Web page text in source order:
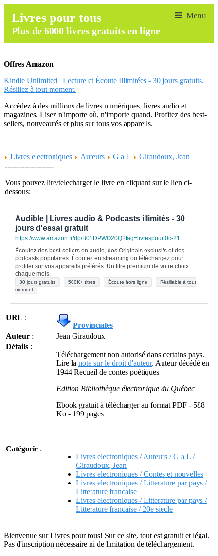
Livres pour tous
Plus de 6000 livres gratuits en ligne
Offres Amazon
Kindle Unlimited | Lecture et Écoute Illimitées - 30 jours gratuits.
Résiliez à tout moment.
Accédez à des millions de livres numériques, livres audio et
magazines. Lisez n'importe où, n'importe quand. Profitez des best-
sellers, nouveautés et plus sur tous vos appareils.
Livres electroniques
Auteurs G a L
Giraudoux, Jean
--------------------
Vous pouvez lire/telecharger le livre en cliquant sur le lien ci-
dessous:
Audible | Livres audio & Podcasts illimités - 30
jours d'essai gratuit
https://www.amazon.fr/dp/B01DPWQ20Q?tag=livrespourt0c-21
Écoutez des best-sellers en audio, des Originals exclusifs et des
podcasts populaires. Écoutez en streaming ou téléchargez pour
profiter sur vos appareils préférés. Un titre premium de votre choix
chaque mois.
30 jours gratuits 500K+ titres Écoute hors ligne
Résiliable à tout
moment
URL :
Provinciales
Auteur :
Jean Giraudoux
Détails :
Téléchargement non autorisé dans certains pays.
Lire la note sur le droit d'auteur. Auteur décédé en
1944 Recueil de contes poétiques
Edition Bibliothèque électronique du Québec
Ebook gratuit à télécharger au format PDF - 588
Ko - 199 pages
Catégorie :
Livres electroniques / Auteurs / G a L /
Giraudoux, Jean
Livres electroniques / Contes et nouvelles
Livres electroniques / Litterature par pays /
Litterature francaise
Livres electroniques / Litterature par pays /
Litterature francaise / 20e siecle
Bienvenue sur Livres pour tous! Sur ce site, tout est gratuit et légal.
Pas d'inscription nécessaire ni de limitation de téléchargement.